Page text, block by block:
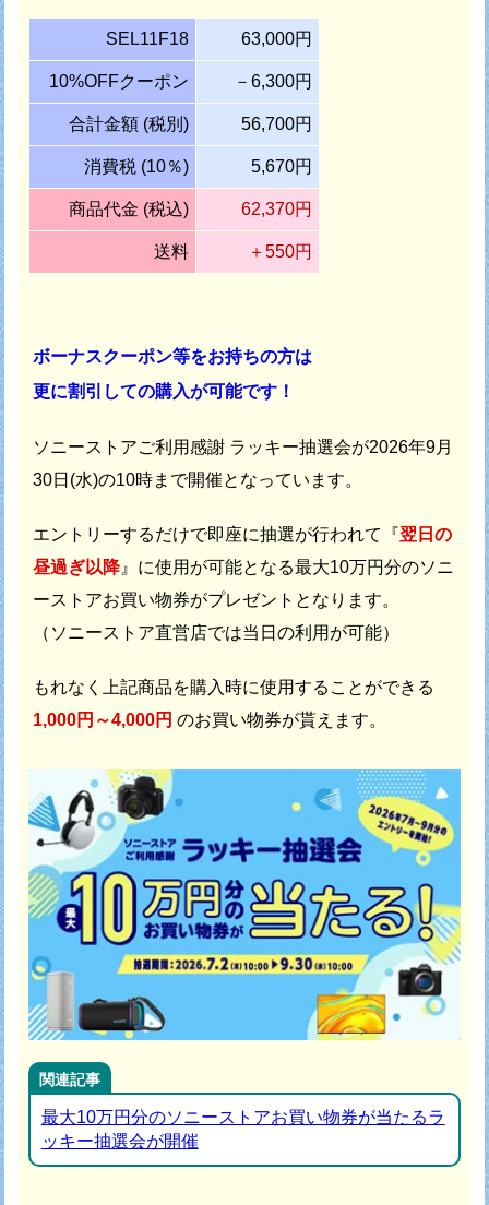
SEL11F18 63,000円
10%OFFクーポン －6,300円
合計金額 (税別) 56,700円
消費税 (10％) 5,670円
商品代金 (税込) 62,370円
送料 ＋550円
ボーナスクーポン等をお持ちの方は
更に割引しての購入が可能です！
ソニーストアご利用感謝 ラッキー抽選会が2026年9月
30日(水)の10時まで開催となっています。
エントリーするだけで即座に抽選が行われて 『翌日の
昼過ぎ以降』に使用が可能となる最大10万円分のソニ
ーストアお買い物券がプレゼントとなります。
（ソニーストア直営店では当日の利用が可能）
もれなく上記商品を購入時に使用することができる
1,000円～4,000円 のお買い物券が貰えます。
関連記事
最大10万円分のソニーストアお買い物券が当たるラ
ッキー抽選会が開催